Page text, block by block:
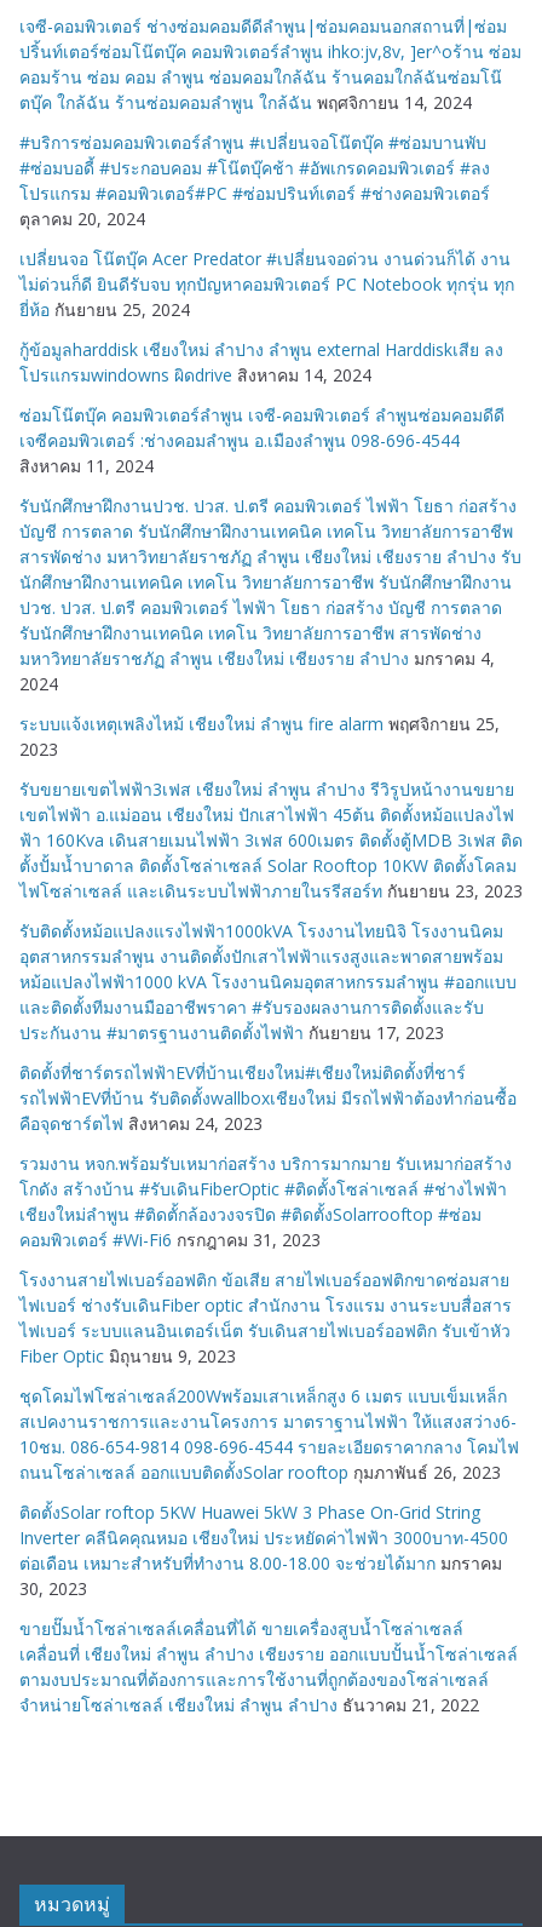
เจซี-คอมพิวเตอร์ ช่างซ่อมคอมดีดีลำพูน|ซ่อมคอมนอกสถานที่|ซ่อม
ปริ้นท์เตอร์ซ่อมโน๊ตบุ๊ค คอมพิวเตอร์ลำพูน ihko:jv,8v, ]er^oร้าน ซ่อม
คอมร้าน ซ่อม คอม ลำพูน ซ่อมคอมใกล้ฉัน ร้านคอมใกล้ฉันซ่อมโน๊
ตบุ๊ค ใกล้ฉัน ร้านซ่อมคอมลำพูน ใกล้ฉัน พฤศจิกายน 14, 2024
#บริการซ่อมคอมพิวเตอร์ลำพูน #เปลี่ยนจอโน๊ตบุ๊ค #ซ่อมบานพับ
#ซ่อมบอดี้ #ประกอบคอม #โน๊ตบุ๊คช้า #อัพเกรดคอมพิวเตอร์ #ลง
โปรแกรม #คอมพิวเตอร์#PC #ซ่อมปรินท์เตอร์ #ช่างคอมพิวเตอร์
ตุลาคม 20, 2024
เปลี่ยนจอ โน๊ตบุ๊ค Acer Predator #เปลี่ยนจอด่วน งานด่วนก็ได้ งาน
ไม่ด่วนก็ดี ยินดีรับจบ ทุกปัญหาคอมพิวเตอร์ PC Notebook ทุกรุ่น ทุก
ยี่ห้อ กันยายน 25, 2024
กู้ข้อมูลharddisk เชียงใหม่ ลำปาง ลำพูน external Harddiskเสีย ลง
โปรแกรมwindowns ผิดdrive สิงหาคม 14, 2024
ซ่อมโน๊ตบุ๊ค คอมพิวเตอร์ลำพูน เจซี-คอมพิวเตอร์ ลำพูนซ่อมคอมดีดี
เจซีคอมพิวเตอร์ :ช่างคอมลำพูน อ.เมืองลำพูน 098-696-4544
สิงหาคม 11, 2024
รับนักศึกษาฝึกงานปวช. ปวส. ป.ตรี คอมพิวเตอร์ ไฟฟ้า โยธา ก่อสร้าง
บัญชี การตลาด รับนักศึกษาฝึกงานเทคนิค เทคโน วิทยาลัยการอาชีพ
สารพัดช่าง มหาวิทยาลัยราชภัฏ ลำพูน เชียงใหม่ เชียงราย ลำปาง รับ
นักศึกษาฝึกงานเทคนิค เทคโน วิทยาลัยการอาชีพ รับนักศึกษาฝึกงาน
ปวช. ปวส. ป.ตรี คอมพิวเตอร์ ไฟฟ้า โยธา ก่อสร้าง บัญชี การตลาด
รับนักศึกษาฝึกงานเทคนิค เทคโน วิทยาลัยการอาชีพ สารพัดช่าง
มหาวิทยาลัยราชภัฏ ลำพูน เชียงใหม่ เชียงราย ลำปาง มกราคม 4,
2024
ระบบแจ้งเหตุเพลิงไหม้ เชียงใหม่ ลำพูน fire alarm พฤศจิกายน 25,
2023
รับขยายเขตไฟฟ้า3เฟส เชียงใหม่ ลำพูน ลำปาง รีวิรูปหน้างานขยาย
เขตไฟฟ้า อ.แม่ออน เชียงใหม่ ปักเสาไฟฟ้า 45ต้น ติดตั้งหม้อแปลงไฟ
ฟ้า 160Kva เดินสายเมนไฟฟ้า 3เฟส 600เมตร ติดตั้งตู้MDB 3เฟส ติด
ตั้งปั้มน้ำบาดาล ติดตั้งโซล่าเซลล์ Solar Rooftop 10KW ติดตั้งโคลม
ไฟโซล่าเซลล์ และเดินระบบไฟฟ้าภายในรรีสอร์ท กันยายน 23, 2023
รับติดตั้งหม้อแปลงแรงไฟฟ้า1000kVA โรงงานไทยนิจิ โรงงานนิคม
อุตสาหกรรมลำพูน งานติดตั้งปักเสาไฟฟ้าแรงสูงและพาดสายพร้อม
หม้อแปลงไฟฟ้า1000 kVA โรงงานนิคมอุตสาหกรรมลำพูน #ออกแบบ
และติดตั้งทีมงานมืออาชีพราคา #รับรองผลงานการติดตั้งและรับ
ประกันงาน #มาตรฐานงานติดตั้งไฟฟ้า กันยายน 17, 2023
ติดตั้งที่ชาร์ตรถไฟฟ้าEVที่บ้านเชียงใหม่#เชียงใหม่ติดตั้งที่ชาร์
รถไฟฟ้าEVที่บ้าน รับติดตั้งwallboxเชียงใหม่ มีรถไฟฟ้าต้องทำก่อนซื้อ
คือจุดชาร์ตไฟ สิงหาคม 24, 2023
รวมงาน หจก.พร้อมรับเหมาก่อสร้าง บริการมากมาย รับเหมาก่อสร้าง
โกดัง สร้างบ้าน #รับเดินFiberOptic #ติดตั้งโซล่าเซลล์ #ช่างไฟฟ้า
เชียงใหม่ลำพูน #ติดตั้กล้องวงจรปิด #ติดตั้งSolarrooftop #ซ่อม
คอมพิวเตอร์ #Wi-Fi6 กรกฎาคม 31, 2023
โรงงานสายไฟเบอร์ออฟติก ข้อเสีย สายไฟเบอร์ออฟติกขาดซ่อมสาย
ไฟเบอร์ ช่างรับเดินFiber optic สำนักงาน โรงแรม งานระบบสื่อสาร
ไฟเบอร์ ระบบแลนอินเตอร์เน็ต รับเดินสายไฟเบอร์ออฟติก รับเข้าหัว
Fiber Optic มิถุนายน 9, 2023
ชุดโคมไฟโซล่าเซลล์200Wพร้อมเสาเหล็กสูง 6 เมตร แบบเข็มเหล็ก
สเปคงานราชการและงานโครงการ มาตราฐานไฟฟ้า ให้แสงสว่าง6-
10ชม. 086-654-9814 098-696-4544 รายละเอียดราคากลาง โคมไฟ
ถนนโซล่าเซลล์ ออกแบบติดตั้งSolar rooftop กุมภาพันธ์ 26, 2023
ติดตั้งSolar roftop 5KW Huawei 5kW 3 Phase On-Grid String
Inverter คลีนิคคุณหมอ เชียงใหม่ ประหยัดค่าไฟฟ้า 3000บาท-4500
ต่อเดือน เหมาะสำหรับที่ทำงาน 8.00-18.00 จะช่วยได้มาก มกราคม
30, 2023
ขายปั๊มน้ำโซล่าเซลล์เคลื่อนที่ได้ ขายเครื่องสูบน้ำโซล่าเซลล์
เคลื่อนที่ เชียงใหม่ ลำพูน ลำปาง เชียงราย ออกแบบปั้นน้ำโซล่าเซลล์
ตามงบประมาณที่ต้องการและการใช้งานที่ถูกต้องของโซล่าเซลล์
จำหน่ายโซล่าเซลล์ เชียงใหม่ ลำพูน ลำปาง ธันวาคม 21, 2022
หมวดหมู่